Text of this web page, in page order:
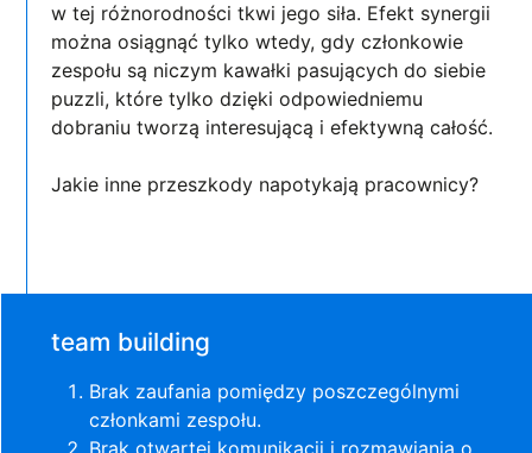
w tej różnorodności tkwi jego siła. Efekt synergii
można osiągnąć tylko wtedy, gdy członkowie
zespołu są niczym kawałki pasujących do siebie
puzzli, które tylko dzięki odpowiedniemu
dobraniu tworzą interesującą i efektywną całość.
Jakie inne przeszkody napotykają pracownicy?
team building
Brak zaufania pomiędzy poszczególnymi
członkami zespołu.
Brak otwartej komunikacji i rozmawiania o